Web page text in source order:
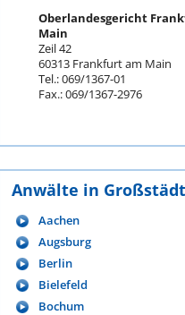
Oberlandesgericht
Main
Zeil 42
60313 Frankfurt am Main
Tel.: 069/1367-01
Fax.: 069/1367-2976
Anwälte in
Aachen
Augsburg
Berlin
Bielefeld
Bochum